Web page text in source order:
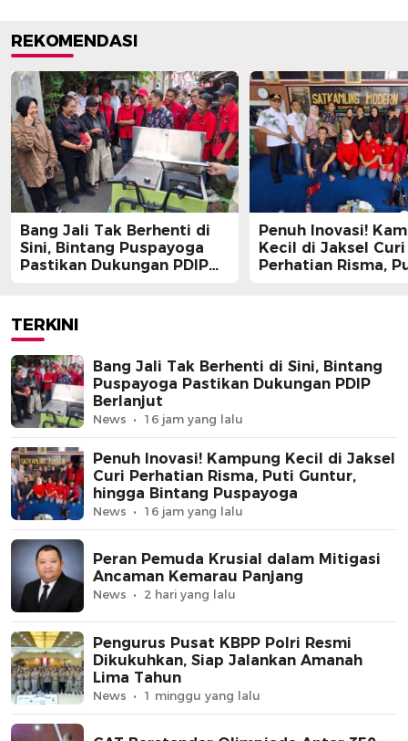
REKOMENDASI
Bang Jali Tak Berhenti di
Sini, Bintang Puspayoga
Pastikan Dukungan PDIP
Penuh Inovasi!
Kecil di Jaksel Curi
Perhatian Risma,
TERKINI
Bang Jali Tak Berhenti di Sini, Bintang
Puspayoga Pastikan Dukungan PDIP
Berlanjut
News 16 jam yang lalu
Penuh Inovasi! Kampung Kecil di Jaksel
Curi Perhatian Risma, Puti Guntur,
hingga Bintang Puspayoga
News 16 jam yang lalu
Peran Pemuda Krusial dalam Mitigasi
Ancaman Kemarau Panjang
News 2 hari yang lalu
Pengurus Pusat KBPP Polri Resmi
Dikukuhkan, Siap Jalankan Amanah
Lima Tahun
News 1 minggu yang lalu